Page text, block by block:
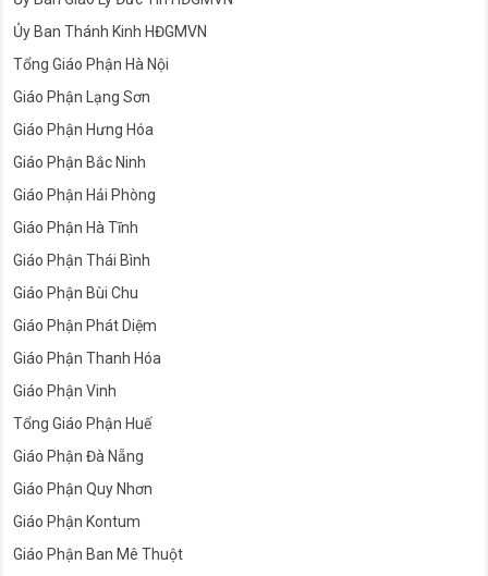
Ủy Ban Thánh Kinh HĐGMVN
Tổng Giáo Phận Hà Nội
Giáo Phận Lạng Sơn
Giáo Phận Hưng Hóa
Giáo Phận Bắc Ninh
Giáo Phận Hải Phòng
Giáo Phận Hà Tĩnh
Giáo Phận Thái Bình
Giáo Phận Bùi Chu
Giáo Phận Phát Diệm
Giáo Phận Thanh Hóa
Giáo Phận Vinh
Tổng Giáo Phận Huế
Giáo Phận Đà Nẵng
Giáo Phận Quy Nhơn
Giáo Phận Kontum
Giáo Phận Ban Mê Thuột